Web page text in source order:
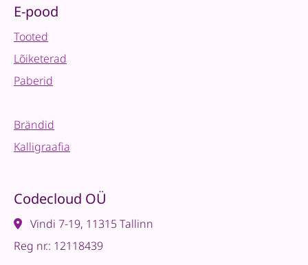
E-pood
Tooted
Lõiketerad
Paberid
Brändid
Kalligraafia
Codecloud OÜ
Vindi 7-19, 11315 Tallinn
Reg nr.: 12118439